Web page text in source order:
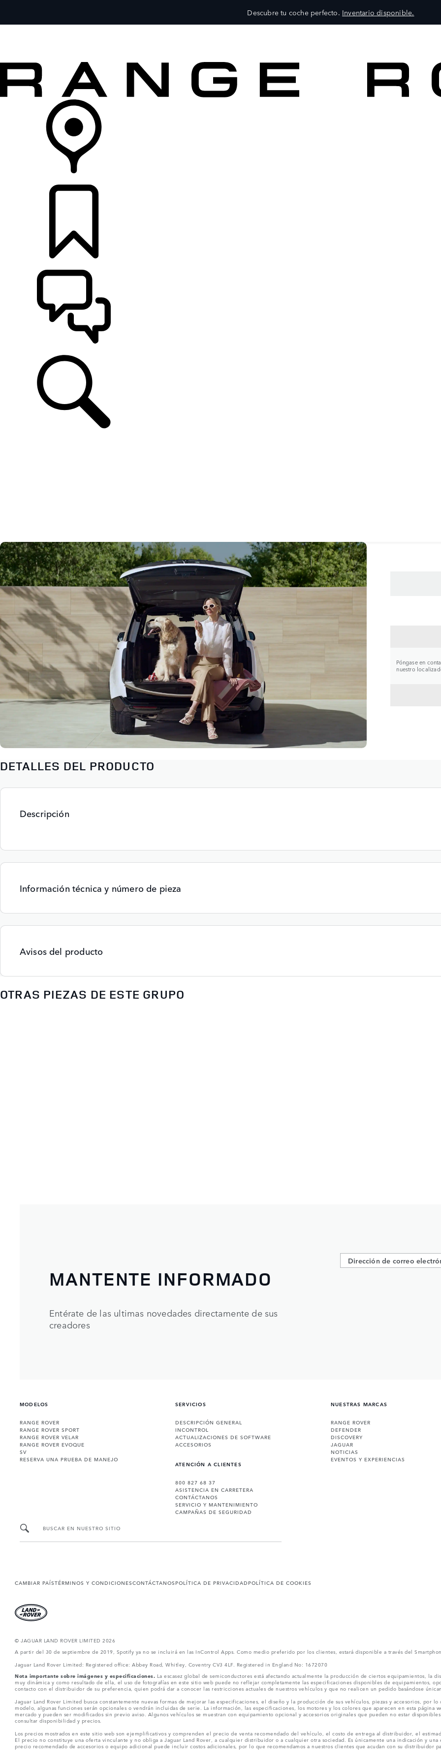
Descubre tu coche perfecto. Inventario disponible.
Póngase en
nuestro
DETALLES DEL PRODUCTO
Descripción
Información técnica y número de pieza
Avisos del producto
OTRAS PIEZAS DE ESTE GRUPO
MANTENTE INFORMADO
Entérate de las ultimas novedades directamente de sus
creadores
MODELOS
RANGE ROVER
RANGE ROVER SPORT
RANGE ROVER VELAR
RANGE ROVER EVOQUE
SV
RESERVA UNA PRUEBA DE MANEJO
SERVICIOS
DESCRIPCIÓN GENERAL
INCONTROL
ACTUALIZACIONES DE SOFTWARE
ACCESORIOS
ATENCIÓN A CLIENTES
800 827 68 37
ASISTENCIA EN CARRETERA
CONTÁCTANOS
SERVICIO Y MANTENIMIENTO
CAMPAÑAS DE SEGURIDAD
NUESTRAS MARCAS
RANGE ROVER
DEFENDER
DISCOVERY
JAGUAR
NOTICIAS
EVENTOS Y EXPERIENCIAS
BUSCAR EN NUESTRO SITIO
CAMBIAR PAÍSTÉRMINOS Y CONDICIONESCONTÁCTANOSPOLÍTICA DE PRIVACIDADPOLÍTICA DE COOKIES
© JAGUAR LAND ROVER LIMITED 2026
A partir del 30 de septiembre de 2019, Spotify ya no se incluirá en las InControl Apps. Como medio preferido por los clientes, estará disponible a través del
Jaguar Land Rover Limited: Registered office: Abbey Road, Whitley, Coventry CV3 4LF. Registered in England No: 1672070
Nota importante sobre imágenes y especificaciones. La escasez global de semiconductores está afectando actualmente la producción de ciertos equipamientos, la
muy dinámica y como resultado de ella, el uso de fotografías en este sitio web puede no reflejar completamente las especificaciones disponibles de equipamientos,
contacto con el distribuidor de su preferencia, quien podrá dar a conocer las restricciones actuales de nuestros vehículos y que no realicen un pedido basándose
Jaguar Land Rover Limited busca constantemente nuevas formas de mejorar las especificaciones, el diseño y la producción de sus vehículos, piezas y accesorios, por
modelo, algunas funciones serán opcionales o vendrán incluidas de serie. La información, las especificaciones, los motores y los colores que aparecen en esta página
mercado y pueden ser modificados sin previo aviso. Algunos vehículos se muestran con equipamiento opcional y accesorios originales que pueden no estar
consultar disponibilidad y precios.
Los precios mostrados en este sitio web son ejemplificativos y comprenden el precio de venta recomendado del vehículo, el costo de entrega al distribuidor, el
El precio no constituye una oferta vinculante y no obliga a Jaguar Land Rover, a cualquier distribuidor o a cualquier otra sociedad. Es únicamente una indicación y
precio recomendado de accesorios o equipo adicional puede incluir costos adicionales, por lo que recomendamos a nuestros clientes que acudan con su distribuidor